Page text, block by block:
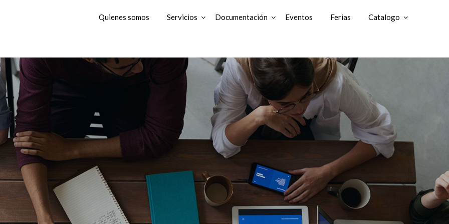
Quienes somos Servicios Documentación Eventos Ferias Catalogo